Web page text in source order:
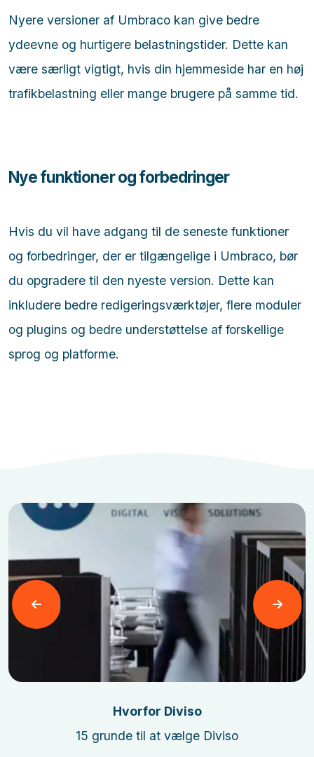
Nyere versioner af Umbraco kan give bedre
ydeevne og hurtigere belastningstider. Dette kan
være særligt vigtigt, hvis din hjemmeside har en høj
trafikbelastning eller mange brugere på samme tid.
Nye funktioner og forbedringer
Hvis du vil have adgang til de seneste funktioner
og forbedringer, der er tilgængelige i Umbraco, bør
du opgradere til den nyeste version. Dette kan
inkludere bedre redigeringsværktøjer, flere moduler
og plugins og bedre understøttelse af forskellige
sprog og platforme.
Læs mere
Hvorfor Diviso
15 grunde til at vælge Diviso